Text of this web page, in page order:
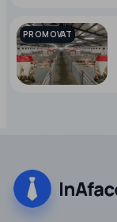
PROMOVAT